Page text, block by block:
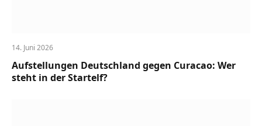
14. Juni 2026
Aufstellungen Deutschland gegen Curacao: Wer
steht in der Startelf?